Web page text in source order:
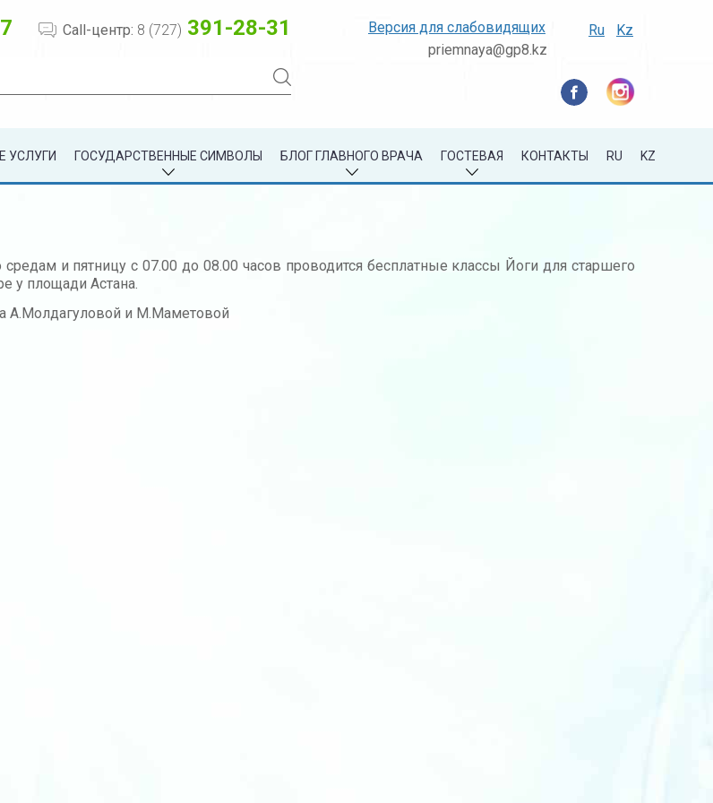
Call-центр: 8 (727) 391-28-31
Версия для слабовидящих
priemnaya@gp8.kz
Ru Kz
УСЛУГИ ГОСУДАРСТВЕННЫЕ СИМВОЛЫ БЛОГ ГЛАВНОГО ВРАЧА ГОСТЕВАЯ КОНТАКТЫ RU KZ
и пятницу с 07.00 до 08.00 часов проводится бесплатные классы Йоги для старшего
у площади Астана.
А.Молдагуловой и М.Маметовой